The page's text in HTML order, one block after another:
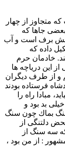
متجاوز از چهار
جاها که
برف است و آب
داده که
خادمان حرم
این دریاچه ها
و از طرف دیگران
فرستاده بودند
مبادا راه را
بد بود و
بماك چون سنگ
دلتنگی از
سه سنگ از
: از من بود ،